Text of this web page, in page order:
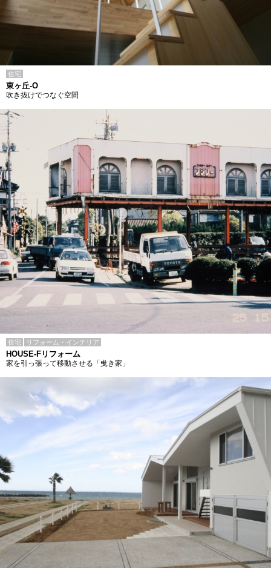
住宅
東ヶ丘-O
吹き抜けでつなぐ空間
住宅 リフォーム・インテリア
HOUSE-Fリフォーム
家を引っ張って移動させる「曵き家」